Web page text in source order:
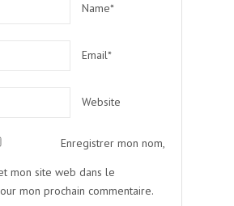
Name*
Email*
Website
Enregistrer mon nom,
mon site web dans le
mon prochain commentaire.